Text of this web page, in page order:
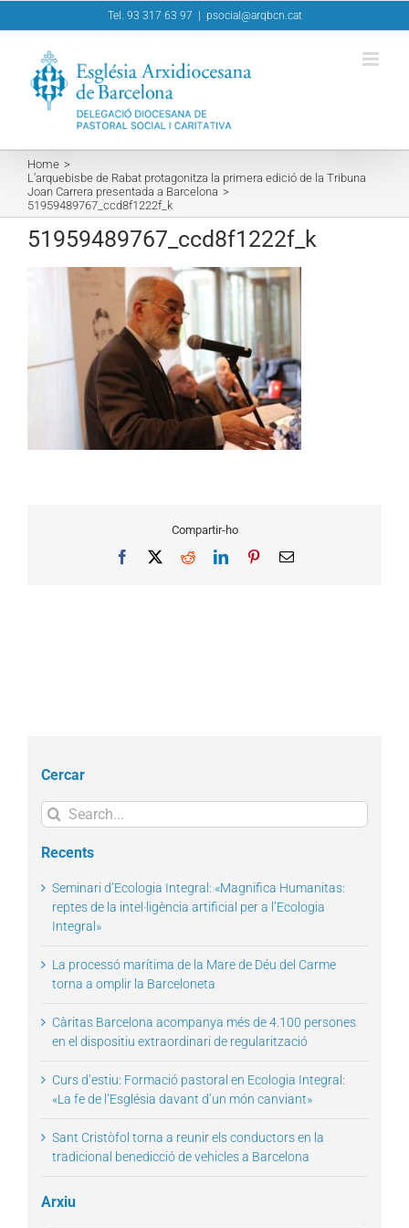
to
Tel. 93 317 63 97 psocial@arqbcn.cat
Home
L’arquebisbe de Rabat protagonitza la primera edició de la Tribuna
Joan Carrera presentada a Barcelona
51959489767_ccd8f1222f_k
51959489767_ccd8f1222f_k
Compartir-ho
Facebook RedditLinkedInPinterestEmail
Cercar
Search
for:
Recents
Seminari d’Ecologia Integral: «Magnifica Humanitas:
reptes de la intel·ligència artificial per a l’Ecologia
Integral»
La processó marítima de la Mare de Déu del Carme
torna a omplir la Barceloneta
Càritas Barcelona acompanya més de 4.100 persones
en el dispositiu extraordinari de regularització
Curs d’estiu: Formació pastoral en Ecologia Integral:
«La fe de l’Església davant d’un món canviant»
Sant Cristòfol torna a reunir els conductors en la
tradicional benedicció de vehicles a Barcelona
Arxiu